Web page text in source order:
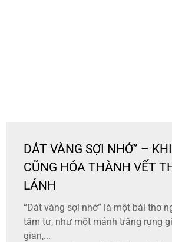
DÁT VÀNG SỢI NHỚ” –
CŨNG HÓA THÀNH VẾT
LÁNH
“Dát vàng sợi nhớ” là một bài thơ
tâm tư, như một mảnh trăng rụng
gian,...